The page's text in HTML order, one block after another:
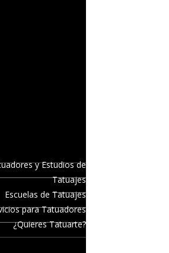
y Estudios de
Tatuajes
Escuelas de Tatuajes
para Tatuadores
¿Quieres Tatuarte?